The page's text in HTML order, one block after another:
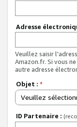
Adresse
Veuillez saisir
Amazon.fr. Si vous
autre adresse
Objet : *
Veuillez
ID Partenaire :